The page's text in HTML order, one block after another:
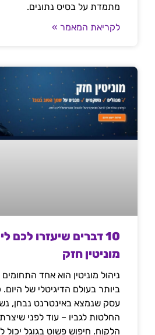
מתמדת על בסיס נתונים.
לקריאת המאמר »
10 דברים שיעזרו לכם
מוניטין חזק
ניהול מוניטין הוא אחד
ביותר בעולם הדיגיטלי של
עסק שנמצא באינטרנט נבחן,
החלטות לגביו – עוד לפני
הלקוח. חיפוש פשוט בגוגל יכול